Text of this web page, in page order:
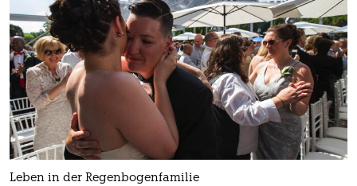
Leben in der Regenbogenfamilie